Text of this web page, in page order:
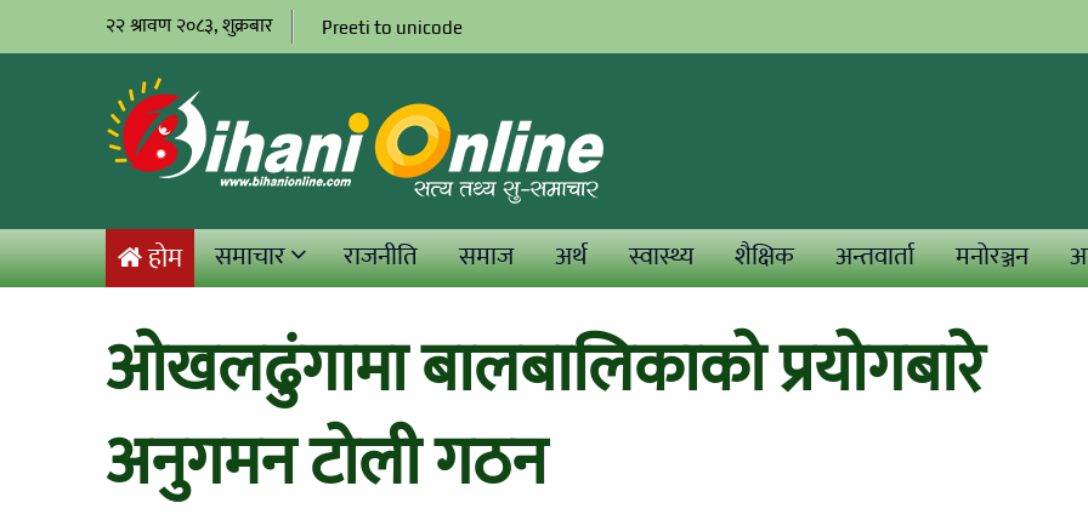
२२ श्रावण २०८३, शुक्रबार Preeti to unicode
होम समाचार राजनीति समाज अर्थ स्वास्थ्य शैक्षिक अन्तवार्ता मनोरञ्जन
ओखलढुंगामा बालबालिकाको प्रयोगबारे
अनुगमन टोली गठन